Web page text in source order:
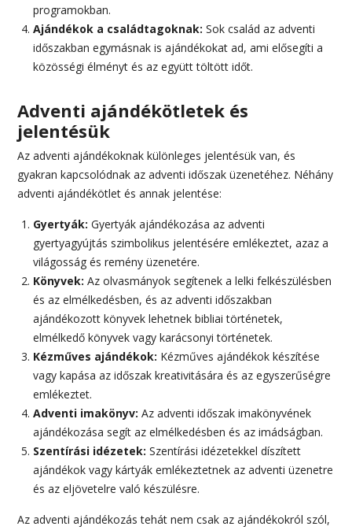
programokban.
Ajándékok a családtagoknak: Sok család az adventi
időszakban egymásnak is ajándékokat ad, ami elősegíti a
közösségi élményt és az együtt töltött időt.
Adventi ajándékötletek és
jelentésük
Az adventi ajándékoknak különleges jelentésük van, és
gyakran kapcsolódnak az adventi időszak üzenetéhez. Néhány
adventi ajándékötlet és annak jelentése:
Gyertyák: Gyertyák ajándékozása az adventi
gyertyagyújtás szimbolikus jelentésére emlékeztet, azaz a
világosság és remény üzenetére.
Könyvek: Az olvasmányok segítenek a lelki felkészülésben
és az elmélkedésben, és az adventi időszakban
ajándékozott könyvek lehetnek bibliai történetek,
elmélkedő könyvek vagy karácsonyi történetek.
Kézműves ajándékok: Kézműves ajándékok készítése
vagy kapása az időszak kreativitására és az egyszerűségre
emlékeztet.
Adventi imakönyv: Az adventi időszak imakönyvének
ajándékozása segít az elmélkedésben és az imádságban.
Szentírási idézetek: Szentírási idézetekkel díszített
ajándékok vagy kártyák emlékeztetnek az adventi üzenetre
és az eljövetelre való készülésre.
Az adventi ajándékozás tehát nem csak az ajándékokról szól,